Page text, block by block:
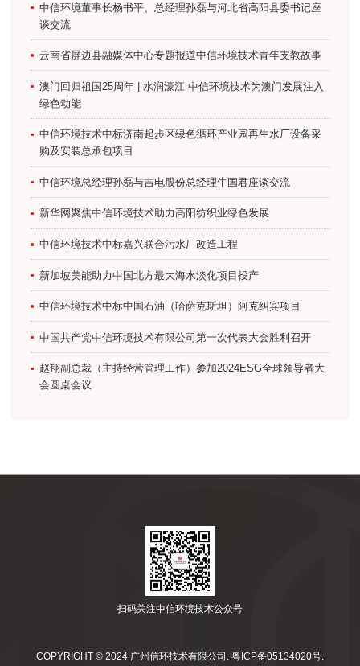
中信环境董事长杨书平、总经理孙磊与河北省高阳县委书记座
谈交流
云南省屏边县融媒体中心专题报道中信环境技术青年支教故事
澳门回归祖国25周年 | 水润濠江 中信环境技术为澳门发展注入
绿色动能
中信环境技术中标济南起步区绿色循环产业园再生水厂设备采
购及安装总承包项目
中信环境总经理孙磊与吉电股份总经理牛国君座谈交流
新华网聚焦中信环境技术助力高阳纺织业绿色发展
中信环境技术中标嘉兴联合污水厂改造工程
新加坡美能助力中国北方最大海水淡化项目投产
中信环境技术中标中国石油（哈萨克斯坦）阿克纠宾项目
中国共产党中信环境技术有限公司第一次代表大会胜利召开
赵翔副总裁（主持经营管理工作）参加2024ESG全球领导者大
会圆桌会议
扫码关注中信环境技术公众号
COPYRIGHT © 2024 广州信环技术有限公司. 粤ICP备05134020号.